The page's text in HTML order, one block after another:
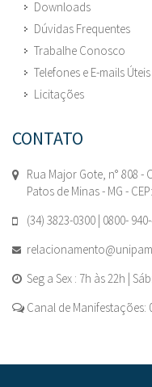
Downloads
Dúvidas Frequentes
Trabalhe Conosco
Telefones e E-mails Úteis
Licitações
CONTATO
Rua Major Gote, n° 808 -
Patos de Minas - MG -
(34) 3823-0300 | 0800-
Seg a Sex : 7h às 22h |
Canal de Manifestações: